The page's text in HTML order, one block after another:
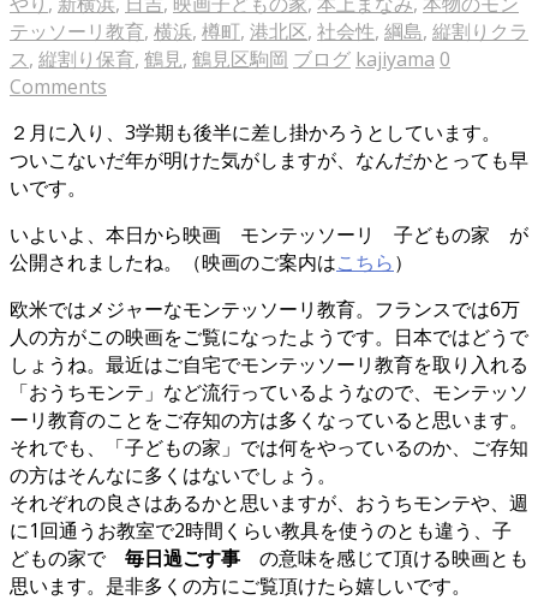
テッソーリ教育, 横浜, 樽町, 港北区, 社会性, 綱島, 縦割りクラ
ス, 縦割り保育, 鶴見, 鶴見区駒岡 ブログ kajiyama 0
Comments
２月に入り、3学期も後半に差し掛かろうとしています。
ついこないだ年が明けた気がしますが、なんだかとっても早
いです。
いよいよ、本日から映画 モンテッソーリ 子どもの家 が
公開されましたね。（映画のご案内はこちら）
欧米ではメジャーなモンテッソーリ教育。フランスでは6万
人の方がこの映画をご覧になったようです。日本ではどうで
しょうね。最近はご自宅でモンテッソーリ教育を取り入れる
「おうちモンテ」など流行っているようなので、モンテッソ
ーリ教育のことをご存知の方は多くなっていると思います。
それでも、「子どもの家」では何をやっているのか、ご存知
の方はそんなに多くはないでしょう。
それぞれの良さはあるかと思いますが、おうちモンテや、週
に1回通うお教室で2時間くらい教具を使うのとも違う、子
どもの家で 毎日過ごす事 の意味を感じて頂ける映画とも
思います。是非多くの方にご覧頂けたら嬉しいです。